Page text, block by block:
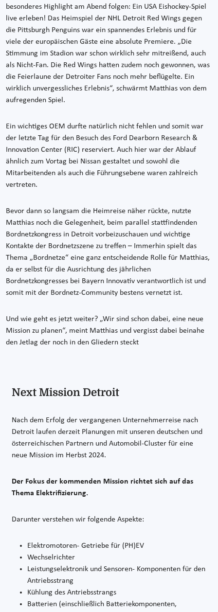
besonderes Highlight am Abend folgen: Ein USA Eishockey-Spiel
live erleben! Das Heimspiel der NHL Detroit Red Wings gegen
die Pittsburgh Penguins war ein spannendes Erlebnis und für
viele der europäischen Gäste eine absolute Premiere. „Die
Stimmung im Stadion war schon wirklich sehr mitreißend, auch
als Nicht-Fan. Die Red Wings hatten zudem noch gewonnen, was
die Feierlaune der Detroiter Fans noch mehr beflügelte. Ein
wirklich unvergessliches Erlebnis“, schwärmt Matthias von dem
aufregenden Spiel.
Ein wichtiges OEM durfte natürlich nicht fehlen und somit war
der letzte Tag für den Besuch des Ford Dearborn Research &
Innovation Center (RIC) reserviert. Auch hier war der Ablauf
ähnlich zum Vortag bei Nissan gestaltet und sowohl die
Mitarbeitenden als auch die Führungsebene waren zahlreich
vertreten.
Bevor dann so langsam die Heimreise näher rückte, nutzte
Matthias noch die Gelegenheit, beim parallel stattfindenden
Bordnetzkongress in Detroit vorbeizuschauen und wichtige
Kontakte der Bordnetzszene zu treffen – Immerhin spielt das
Thema „Bordnetze“ eine ganz entscheidende Rolle für Matthias,
da er selbst für die Ausrichtung des jährlichen
Bordnetzkongresses bei Bayern Innovativ verantwortlich ist und
somit mit der Bordnetz-Community bestens vernetzt ist.
Und wie geht es jetzt weiter? „Wir sind schon dabei, eine neue
Mission zu planen“, meint Matthias und vergisst dabei beinahe
den Jetlag der noch in den Gliedern steckt
Next Mission Detroit
Nach dem Erfolg der vergangenen Unternehmerreise nach
Detroit laufen derzeit Planungen mit unseren deutschen und
österreichischen Partnern und Automobil-Cluster für eine
neue Mission im Herbst 2024.
Der Fokus der kommenden Mission richtet sich auf das
Thema Elektrifizierung.
Darunter verstehen wir folgende Aspekte:
Elektromotoren- Getriebe für (PH)EV
Wechselrichter
Leistungselektronik und Sensoren- Komponenten für den
Antriebsstrang
Kühlung des Antriebsstrangs
Batterien (einschließlich Batteriekomponenten,